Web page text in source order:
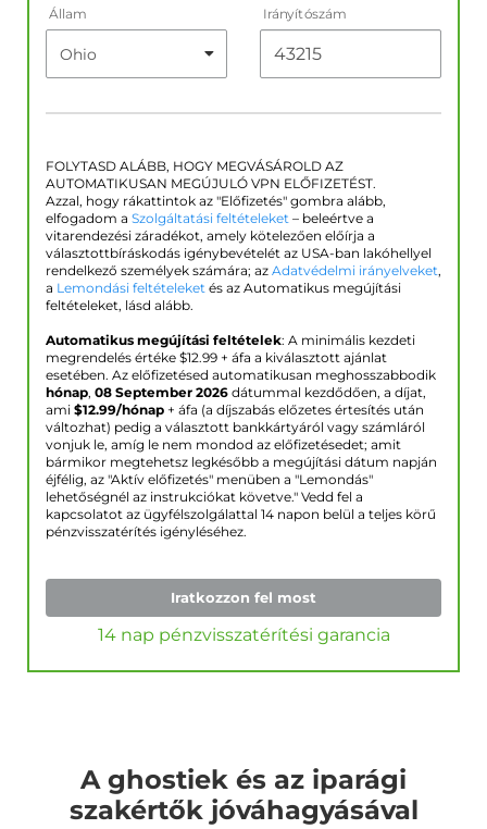
Állam Irányítószám
FOLYTASD ALÁBB, HOGY MEGVÁSÁROLD AZ
AUTOMATIKUSAN MEGÚJULÓ VPN ELŐFIZETÉST.
Azzal, hogy rákattintok az "Előfizetés" gombra alább,
elfogadom a Szolgáltatási feltételeket – beleértve a
vitarendezési záradékot, amely kötelezően előírja a
választottbíráskodás igénybevételét az USA-ban lakóhellyel
rendelkező személyek számára; az Adatvédelmi irányelveket,
a Lemondási feltételeket és az Automatikus megújítási
feltételeket, lásd alább.
Automatikus megújítási feltételek: A minimális kezdeti
megrendelés értéke $12.99 + áfa a kiválasztott ajánlat
esetében. Az előfizetésed automatikusan meghosszabbodik
hónap, 08 September 2026 dátummal kezdődően, a díjat,
ami $12.99/hónap + áfa (a díjszabás előzetes értesítés után
változhat) pedig a választott bankkártyáról vagy számláról
vonjuk le, amíg le nem mondod az előfizetésedet; amit
bármikor megtehetsz legkésőbb a megújítási dátum napján
éjfélig, az "Aktív előfizetés" menüben a "Lemondás"
lehetőségnél az instrukciókat követve." Vedd fel a
kapcsolatot az ügyfélszolgálattal 14 napon belül a teljes körű
pénzvisszatérítés igényléséhez.
Iratkozzon fel most
14 nap pénzvisszatérítési garancia
A ghostiek és az iparági
szakértők jóváhagyásával